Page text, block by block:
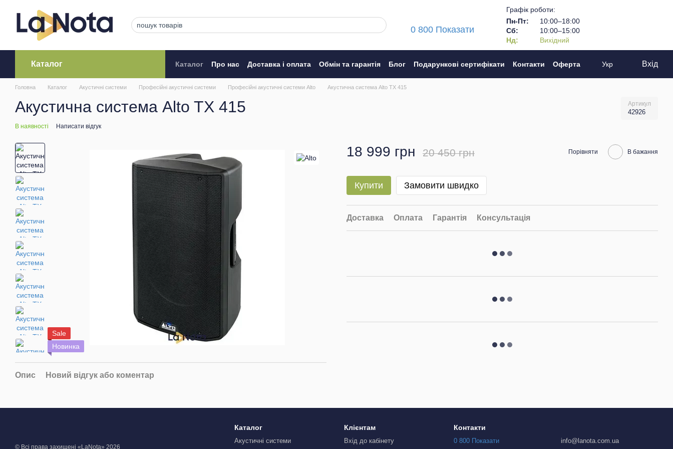
0 800 Показати
Графік роботи:
Пн-Пт:
10:00–18:00
Сб:
10:00–15:00
Нд:
Вихідний
Каталог Каталог Про нас Доставка і оплата Обмін та гарантія Блог Подарункові сертифікати Контакти
Оферта
Укр Вхід
Головна Каталог Акустичні системи Професійні акустичні системи Професійні акустичні системи Alto Акустична система Alto TX 415
Акустична система Alto TX 415 Артикул
42926
В наявності Написати відгук
Sale
Новинка
Опис Новий відгук або коментар
18 999 грн 20 450 грн Порівняти В бажання
Купити Замовити швидко
Доставка Оплата Гарантія Консультація
© Всі права захищені «LaNota» 2026
Каталог
Акустичні системи
Клієнтам
Вхід до кабінету
Контакти
0 800 Показати info@lanota.com.ua